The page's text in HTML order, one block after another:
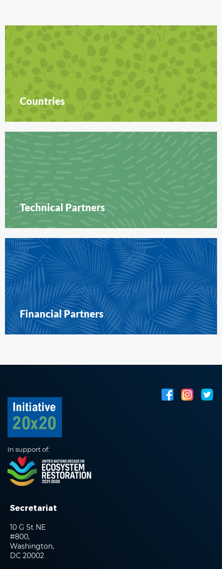
Countries
Technical Partners
Financial Partners
In support of:
Secretariat
10 G St NE
#800,
Washington,
DC 20002